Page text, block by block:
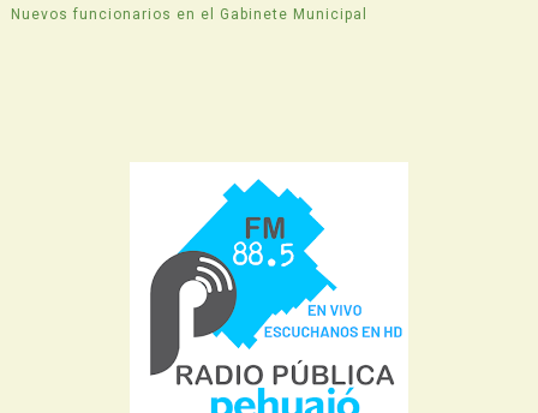
Nuevos funcionarios en el Gabinete Municipal